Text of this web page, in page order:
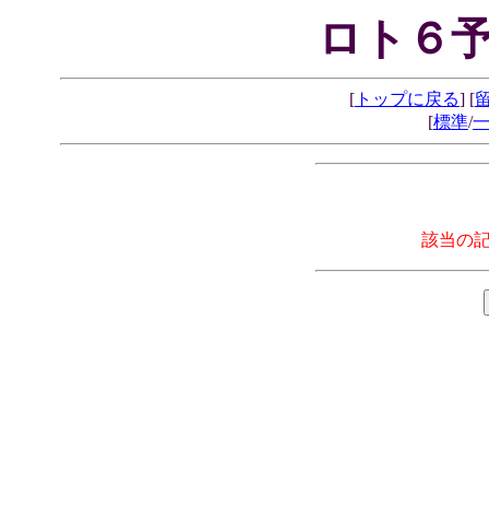
ロト６
[ トップに戻る] [
[標準/
該当の